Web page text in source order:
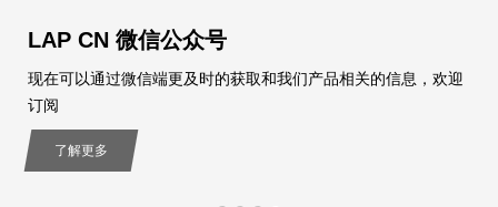
LAP CN 微信公众号
现在可以通过微信端更及时的获取和我们产品相关的信息，欢迎
订阅
了解更多